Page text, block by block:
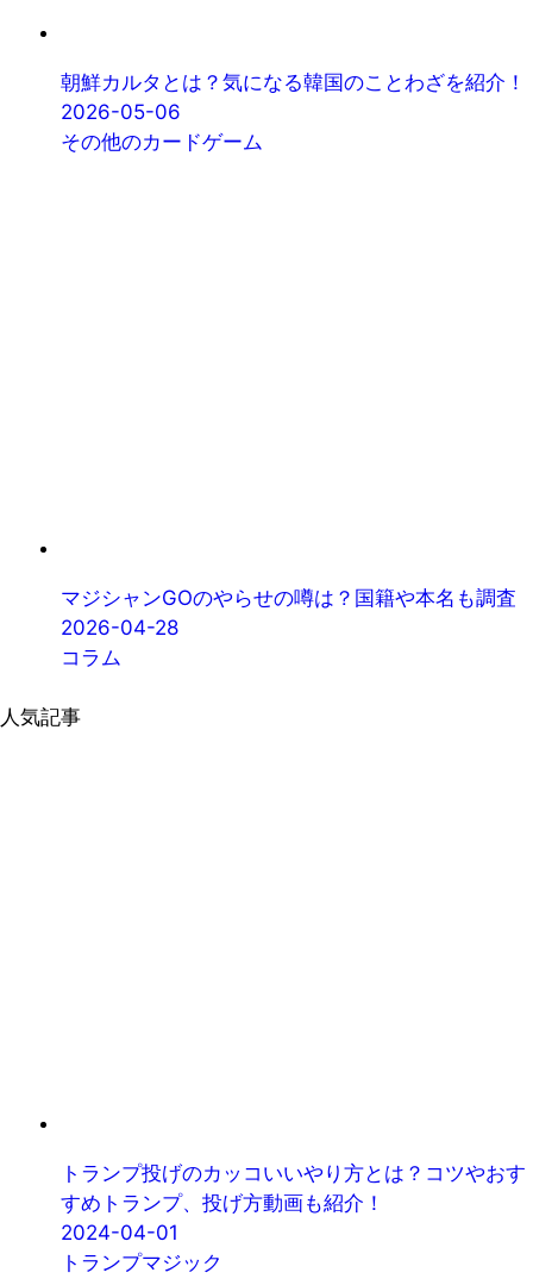
朝鮮カルタとは？気になる韓国のことわざを紹介！
2026-05-06
その他のカードゲーム
マジシャンGOのやらせの噂は？国籍や本名も調査
2026-04-28
コラム
人気記事
トランプ投げのカッコいいやり方とは？コツやおす
すめトランプ、投げ方動画も紹介！
2024-04-01
トランプマジック